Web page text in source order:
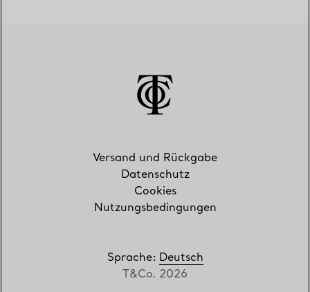
Versand und Rückgabe
Datenschutz
Cookies
Nutzungsbedingungen
Sprache: Deutsch
T&Co. 2026